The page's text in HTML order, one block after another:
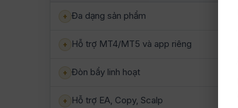
+ Đa dạng sản phẩm
+ Hỗ trợ MT4/MT5 và app riêng
+ Đòn bẩy linh hoạt
+ Hỗ trợ EA, Copy, Scalp